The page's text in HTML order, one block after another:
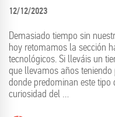
12/12/2023
Demasiado tiempo sin
hoy retomamos la sección
tecnológicos. Si lleváis un
que llevamos años teniendo
donde predominan este tipo
curiosidad del …